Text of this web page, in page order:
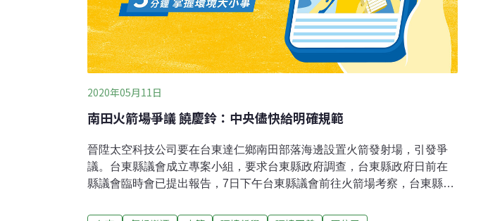
2020年05月11日
南田火箭場爭議 饒慶鈴：中央儘快給明確規範
晉陞太空科技公司要在台東達仁鄉南田部落海邊設置火箭發射場，引發爭
議。台東縣議會成立專案小組，要求台東縣政府調查，台東縣政府日前在
縣議會臨時會已提出報告，7日下午台東縣議會前往火箭場考察，台東縣長
中央儘快給予明確的規範，讓地方有所依循。台東縣政府地政處處長沈碧